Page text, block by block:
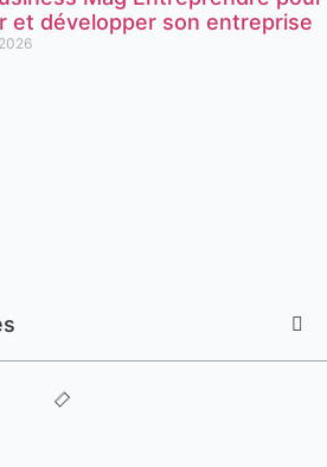
et développer son entreprise